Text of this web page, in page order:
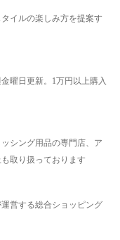
イルの楽しみ方を提案す
曜日更新。1万円以上購入
シング用品の専門店、ア
取り扱っております
営する総合ショッピング